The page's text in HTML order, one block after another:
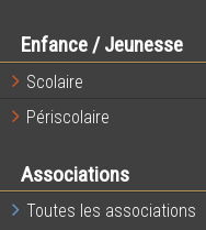
Enfance / Jeunesse
Scolaire
Périscolaire
Associations
Toutes les associations